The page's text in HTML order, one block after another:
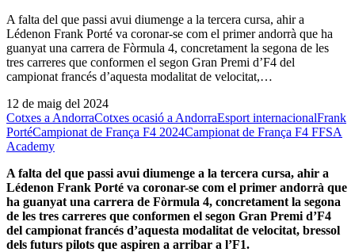
A falta del que passi avui diumenge a la tercera cursa, ahir a
Lédenon Frank Porté va coronar-se com el primer andorrà que ha
guanyat una carrera de Fòrmula 4, concretament la segona de les
tres carreres que conformen el segon Gran Premi d’F4 del
campionat francés d’aquesta modalitat de velocitat,…
12 de maig del 2024
Cotxes a AndorraCotxes ocasió a AndorraEsport internacionalFrank
PortéCampionat de França F4 2024Campionat de França F4 FFSA
Academy
A falta del que passi avui diumenge a la tercera cursa, ahir a
Lédenon Frank Porté va coronar-se com el primer andorrà que
ha guanyat una carrera de Fòrmula 4, concretament la segona
de les tres carreres que conformen el segon Gran Premi d’F4
del campionat francés d’aquesta modalitat de velocitat, bressol
dels futurs pilots que aspiren a arribar a l’F1.